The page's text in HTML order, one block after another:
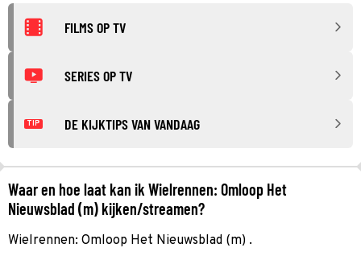
FILMS OP TV
SERIES OP TV
TIP DE KIJKTIPS VAN VANDAAG
Waar en hoe laat kan ik Wielrennen: Omloop Het
Nieuwsblad (m) kijken/streamen?
Wielrennen: Omloop Het Nieuwsblad (m) .